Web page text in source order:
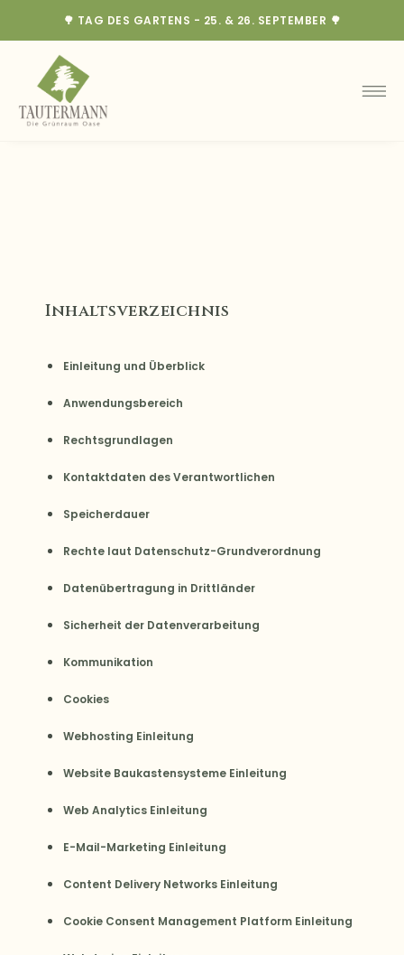
🌳 TAG DES GARTENS - 25. & 26. SEPTEMBER 🌳
Inhaltsverzeichnis
Einleitung und Überblick
Anwendungsbereich
Rechtsgrundlagen
Kontaktdaten des Verantwortlichen
Speicherdauer
Rechte laut Datenschutz-Grundverordnung
Datenübertragung in Drittländer
Sicherheit der Datenverarbeitung
Kommunikation
Cookies
Webhosting Einleitung
Website Baukastensysteme Einleitung
Web Analytics Einleitung
E-Mail-Marketing Einleitung
Content Delivery Networks Einleitung
Cookie Consent Management Platform Einleitung